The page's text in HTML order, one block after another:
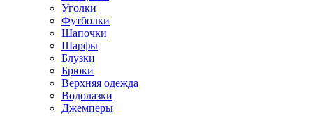
Уголки
Футболки
Шапочки
Шарфы
Блузки
Брюки
Верхняя одежда
Водолазки
Джемперы